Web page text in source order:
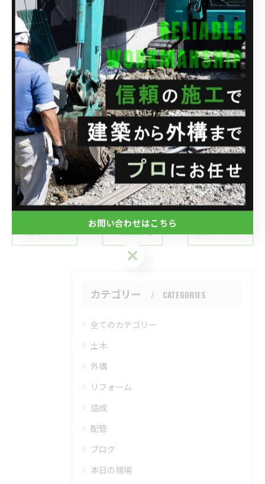
--------------------------------------------------------------------
株式会社関興業
住所 : 埼玉県さいたま市西区水判土41-1
電話番号 : 048-788-1956
FAX番号 : 048-788-1957
--------------------------------------------------------------------
--
ブログ
一覧に戻る
カテゴリー CATEGORIES
全てのカテゴリー
土木
外構
リフォーム
造成
配管
ブログ
本日の現場
お問い合わせはこちら
お問い合わせはこちら